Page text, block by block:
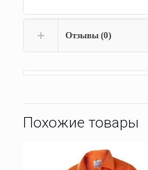
Отзывы (0)
Похожие товары